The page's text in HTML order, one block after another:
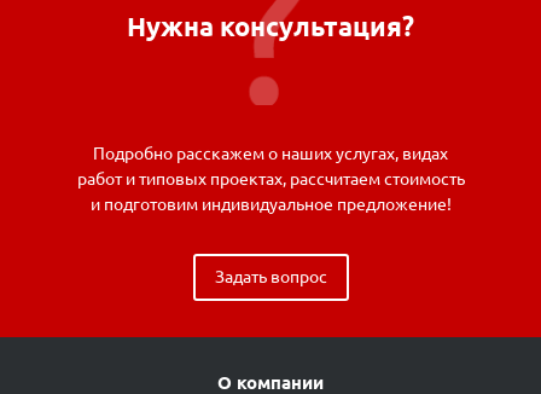
Нужна консультация?
Подробно расскажем о наших услугах, видах
работ и типовых проектах, рассчитаем стоимость
и подготовим индивидуальное предложение!
Задать вопрос
О компании